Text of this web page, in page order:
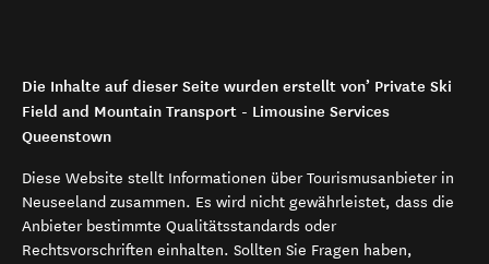
Die Inhalte auf dieser Seite wurden erstellt von’ Private Ski
Field and Mountain Transport - Limousine Services
Queenstown
Diese Website stellt Informationen über Tourismusanbieter in
Neuseeland zusammen. Es wird nicht gewährleistet, dass die
Anbieter bestimmte Qualitätsstandards oder
Rechtsvorschriften einhalten. Sollten Sie Fragen haben,